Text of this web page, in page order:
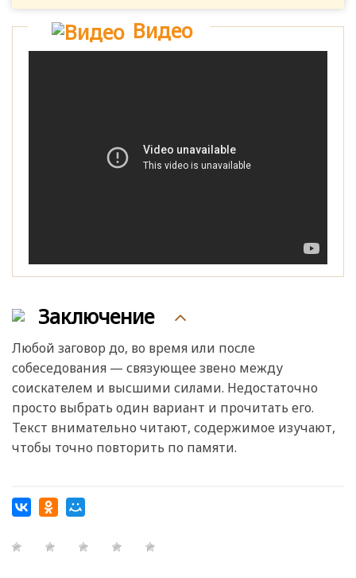
Видео
Заключение
Любой заговор до, во время или после
собеседования — связующее звено между
соискателем и высшими силами. Недостаточно
просто выбрать один вариант и прочитать его.
Текст внимательно читают, содержимое изучают,
чтобы точно повторить по памяти.